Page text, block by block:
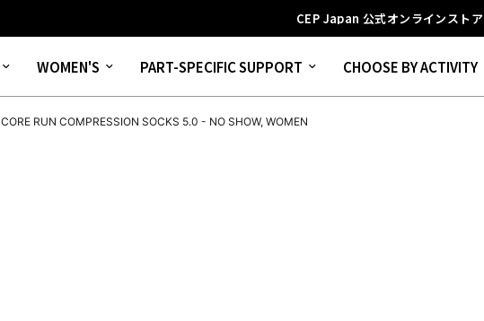
CEP Japan 公式オンラインストア
WOMEN'S PART-SPECIFIC SUPPORT CHOOSE BY ACTIVITY
CORE RUN COMPRESSION SOCKS 5.0 - NO SHOW, WOMEN